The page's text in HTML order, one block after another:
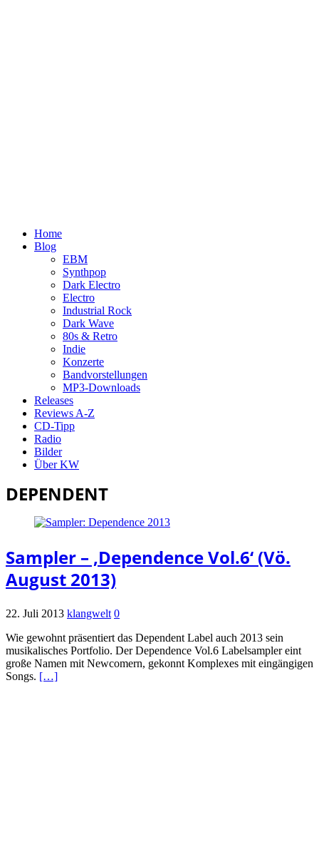
Home
Blog
EBM
Synthpop
Dark Electro
Electro
Industrial Rock
Dark Wave
80s & Retro
Indie
Konzerte
Bandvorstellungen
MP3-Downloads
Releases
Reviews A-Z
CD-Tipp
Radio
Bilder
Über KW
DEPENDENT
Sampler – ‚Dependence Vol.6‘ (Vö.
August 2013)
22. Juli 2013 klangwelt 0
Wie gewohnt präsentiert das Dependent Label auch 2013 sein
musikalisches Portfolio. Der Dependence Vol.6 Labelsampler eint
große Namen mit Newcomern, gekonnt Komplexes mit eingängigen
Songs. […]